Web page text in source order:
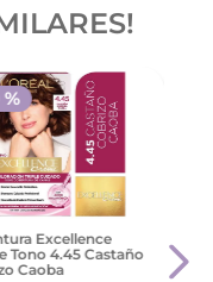
Excellence
Tono 4.45 Castaño
Caoba